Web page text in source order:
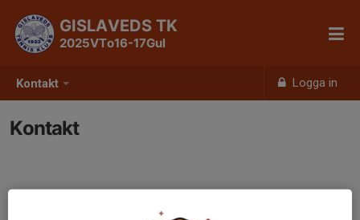
Kontakt Logga in
GISLAVEDS TK
2025VTo16-17Gul
Kontakt